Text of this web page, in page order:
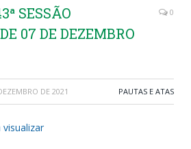
SESSÃO
07 DE DEZEMBRO
0
DE 2021 PAUTAS E ATAS
visualizar